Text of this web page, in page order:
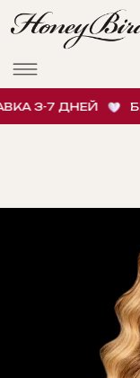
3-7 ДНЕЙ